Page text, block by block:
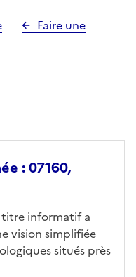
Faire une
le presse-papier
: 07160,
informatif a
vision simplifiée
situés près